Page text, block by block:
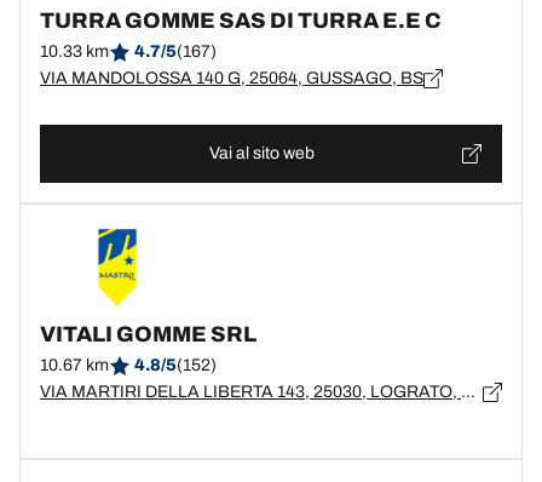
TURRA GOMME SAS DI TURRA E.E C
10.33 km 4.7/5(167)
VIA MANDOLOSSA 140 G, 25064, GUSSAGO, BS
Vai al sito web
VITALI GOMME SRL
10.67 km 4.8/5(152)
VIA MARTIRI DELLA LIBERTA 143, 25030, LOGRATO, BS